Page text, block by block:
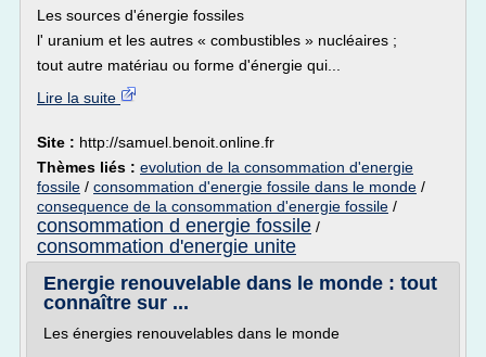
Les sources d'énergie fossiles
l' uranium et les autres « combustibles » nucléaires ;
tout autre matériau ou forme d'énergie qui...
Lire la suite
Site : http://samuel.benoit.online.fr
Thèmes liés : evolution de la consommation d'energie
fossile / consommation d'energie fossile dans le monde /
consequence de la consommation d'energie fossile /
consommation d energie fossile /
consommation d'energie unite
Energie renouvelable dans le monde : tout
connaître sur ...
Les énergies renouvelables dans le monde